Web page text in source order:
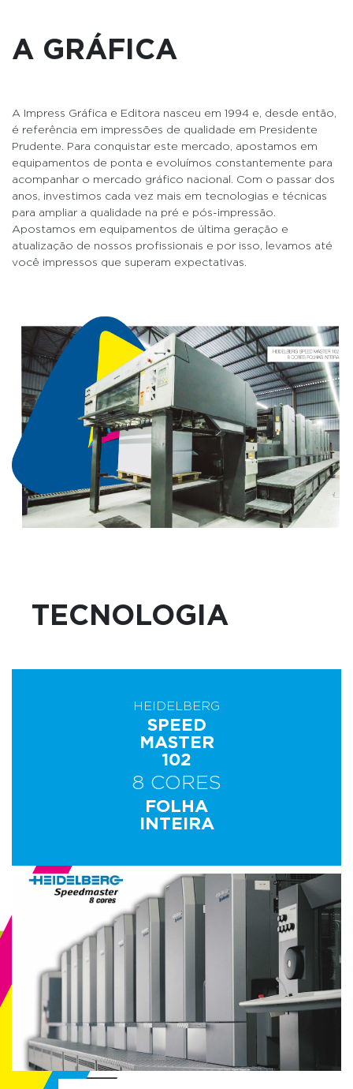
A GRÁFICA
A Impress Gráfica e Editora nasceu em 1994 e, desde então,
é referência em impressões de qualidade em Presidente
Prudente. Para conquistar este mercado, apostamos em
equipamentos de ponta e evoluímos constantemente para
acompanhar o mercado gráfico nacional. Com o passar dos
anos, investimos cada vez mais em tecnologias e técnicas
para ampliar a qualidade na pré e pós-impressão.
Apostamos em equipamentos de última geração e
atualização de nossos profissionais e por isso, levamos até
você impressos que superam expectativas.
TECNOLOGIA
HEIDELBERG
SPEED
MASTER
102
8 CORES
FOLHA
INTEIRA